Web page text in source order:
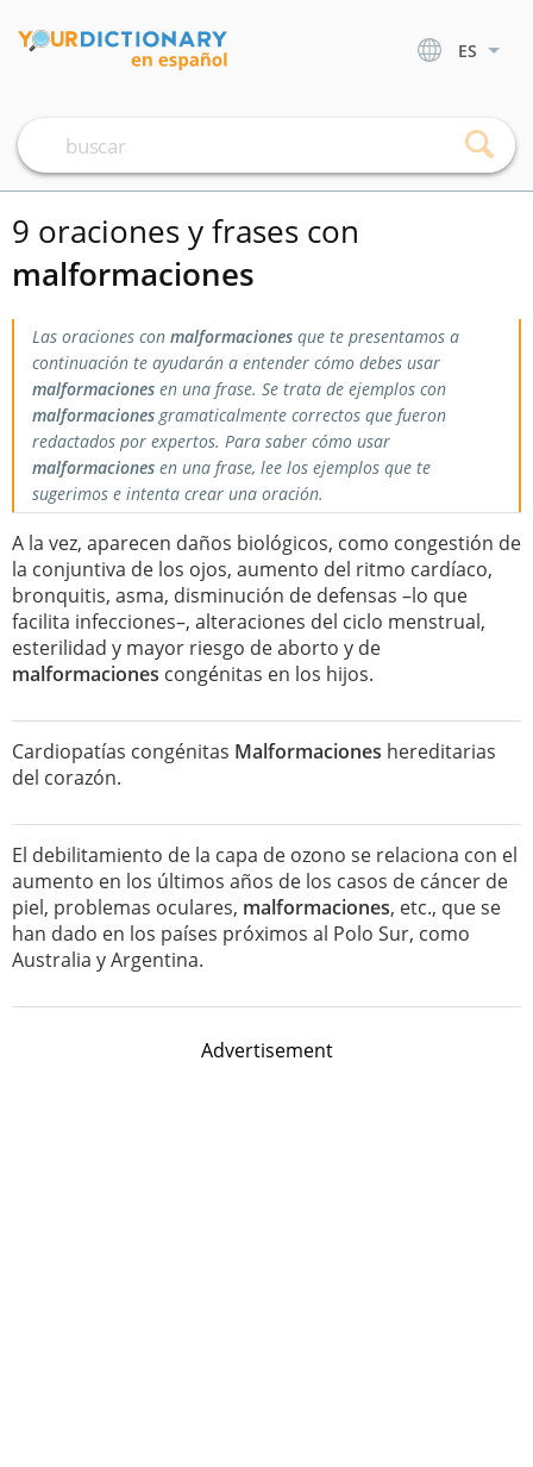
ES
9 oraciones y frases con
malformaciones
Las oraciones con malformaciones que te presentamos a
continuación te ayudarán a entender cómo debes usar
malformaciones en una frase. Se trata de ejemplos con
malformacionesgramaticalmente correctos que fueron
redactados por expertos. Para saber cómo usar
malformaciones en una frase, lee los ejemplos que te
sugerimos e intenta crear una oración.
A la vez, aparecen daños biológicos, como congestión de
la conjuntiva de los ojos, aumento del ritmo cardíaco,
bronquitis, asma, disminución de defensas –lo que
facilita infecciones–, alteraciones del ciclo menstrual,
esterilidad y mayor riesgo de aborto y de
malformaciones congénitas en los hijos.
Cardiopatías congénitas Malformaciones hereditarias
del corazón.
El debilitamiento de la capa de ozono se relaciona con el
aumento en los últimos años de los casos de cáncer de
piel, problemas oculares, malformaciones, etc., que se
han dado en los países próximos al Polo Sur, como
Australia y Argentina.
Advertisement